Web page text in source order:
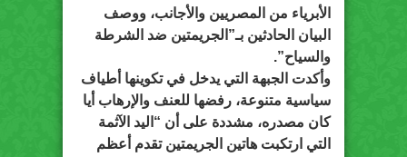
الأبرياء من المصريين والأجانب، ووصف
البيان الحادثين بـ”الجريمتين ضد الشرطة
والسياح”.
وأكدت الجبهة التي يدخل في تكوينها أطياف
سياسية متنوعة، رفضها للعنف والإرهاب أيا
كان مصدره، مشددة على أن “اليد الآثمة
التي ارتكبت هاتين الجريمتين تقدم أعظم